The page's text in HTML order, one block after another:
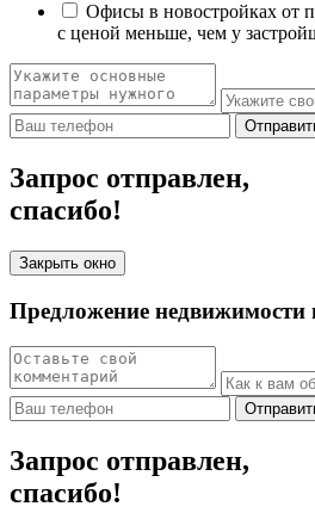
Офисы в новостройках от
с ценой меньше, чем у
Запрос отправлен,
спасибо!
Закрыть окно
Предложение недвижимости
Запрос отправлен,
спасибо!